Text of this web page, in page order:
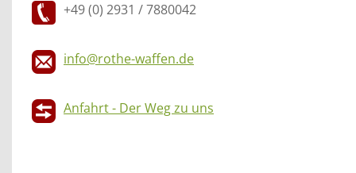
+49 (0) 2931 / 7880042
info@rothe-waffen.de
Anfahrt - Der Weg zu uns